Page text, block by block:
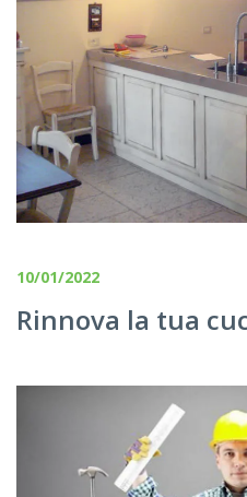
10/01/2022
Rinnova la tua